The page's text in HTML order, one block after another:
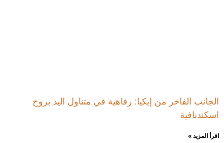
الجانب الفاخر من إيكيا: رفاهية في متناول اليد بروح
اسكندنافية
اقرأ المزيد »